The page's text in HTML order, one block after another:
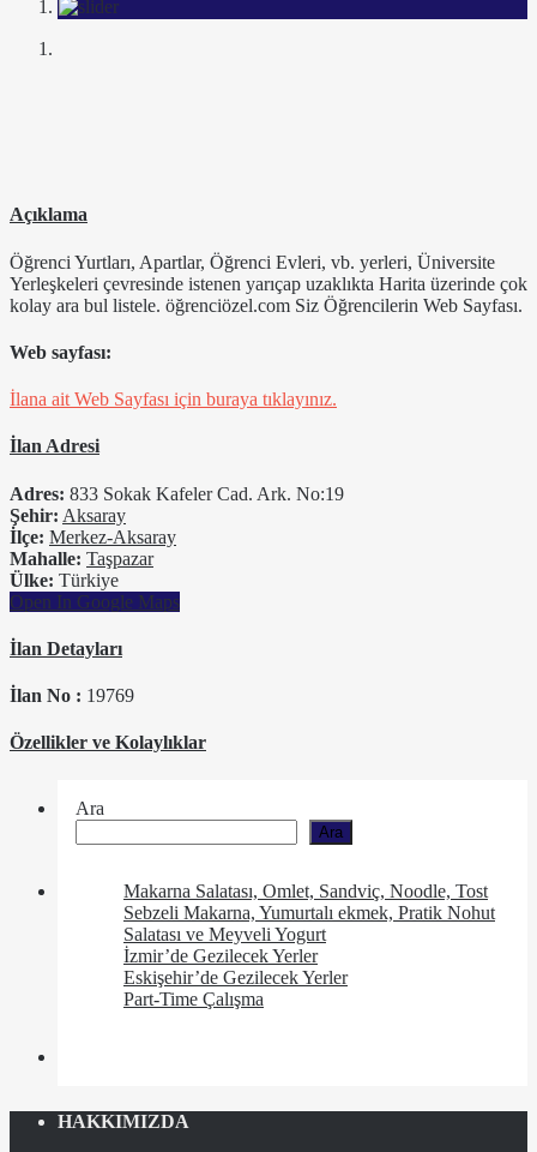
Açıklama
Öğrenci Yurtları, Apartlar, Öğrenci Evleri, vb. yerleri, Üniversite
Yerleşkeleri çevresinde istenen yarıçap uzaklıkta Harita üzerinde çok
kolay ara bul listele. öğrenciözel.com Siz Öğrencilerin Web Sayfası.
Web sayfası:
İlana ait Web Sayfası için buraya tıklayınız.
İlan Adresi
Adres: 833 Sokak Kafeler Cad. Ark. No:19
Şehir: Aksaray
İlçe: Merkez-Aksaray
Mahalle: Taşpazar
Ülke: Türkiye
Open In Google Maps
İlan Detayları
İlan No : 19769
Özellikler ve Kolaylıklar
Ara
Ara
Makarna Salatası, Omlet, Sandviç, Noodle, Tost
Sebzeli Makarna, Yumurtalı ekmek, Pratik Nohut
Salatası ve Meyveli Yogurt
İzmir’de Gezilecek Yerler
Eskişehir’de Gezilecek Yerler
Part-Time Çalışma
HAKKIMIZDA